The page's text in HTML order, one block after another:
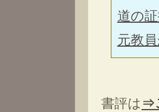
道の
元教
書評は ⇒